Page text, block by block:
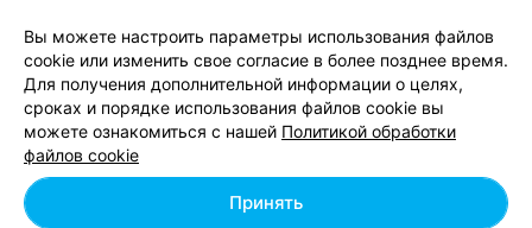
Добавить компанию
Добавить специалиста
Вы можете настроить параметры использования файлов
cookie или изменить свое согласие в более позднее время.
Для получения дополнительной информации о целях,
сроках и порядке использования файлов cookie вы
можете ознакомиться с нашей Политикой обработки
файлов cookie
Принять